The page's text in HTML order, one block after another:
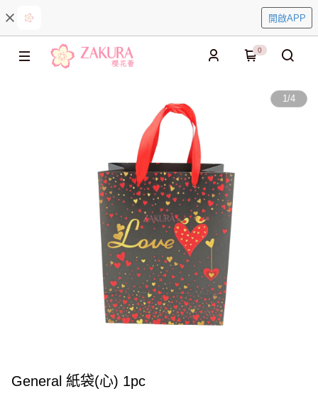
開啟APP
0
1/4
General 紙袋(心) 1pc